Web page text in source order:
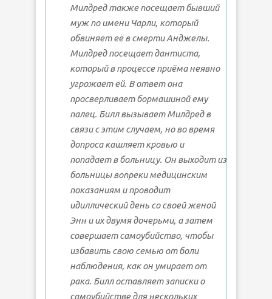
Милдред также посещает бывший
муж по имени Чарли, который
обвиняет её в смерти Анджелы.
Милдред посещает дантиста,
который в процессе приёма неявно
угрожает ей. В ответ она
просверливает бормашиной ему
палец. Билл вызывает Милдред в
связи с этим случаем, но во время
допроса кашляет кровью и
попадает в больницу. Он выходит из
больницы вопреки медицинским
показаниям и проводит
идиллический день со своей женой
Энн и их двумя дочерьми, а затем
совершает самоубийство, чтобы
избавить свою семью от боли
наблюдения, как он умирает от
рака. Билл оставляет записки о
самоубийстве для нескольких